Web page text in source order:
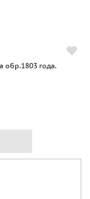
обр.1803 года.